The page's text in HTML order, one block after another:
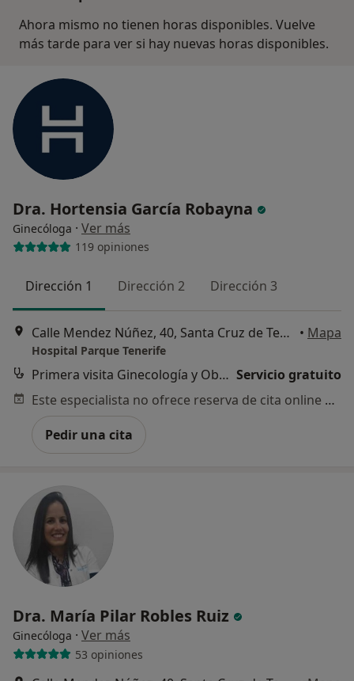
Ahora mismo no tienen horas disponibles. Vuelve
más tarde para ver si hay nuevas horas disponibles.
Dra. Hortensia García Robayna
Ginecóloga · Ver más
119 opiniones
Dirección 1 Dirección 2 Dirección 3
Calle Mendez Núñez, 40, Santa Cruz de Tenerife • Mapa
Hospital Parque Tenerife
Primera visita Ginecología y Obstetricia Servicio gratuito
Este especialista no ofrece reserva de cita online en esta dirección.
Pedir una cita
Dra. María Pilar Robles Ruiz
Ginecóloga · Ver más
53 opiniones